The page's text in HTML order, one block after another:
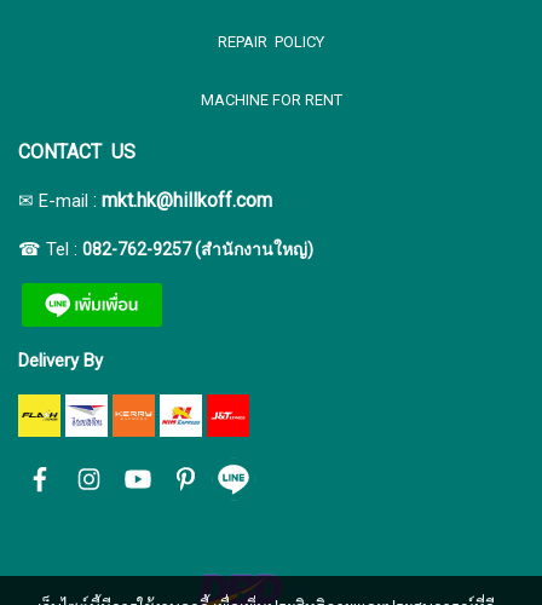
REPAIR POLICY
MACHINE FOR RENT
CONTACT US
✉ E-mail : mkt.hk@hillkoff.com
☎ Tel : 082-762-9257 (สำนักงานใหญ่)
Delivery By